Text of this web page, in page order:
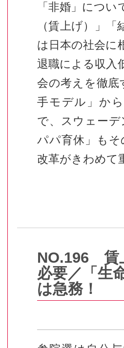
「非婚」につ
（賃上げ）」
は日本の社会に
退職による収入
会の考えを徹
手モデル」か
で、スウェー
パパ育休」も
改革がきわめて
NO.196 賃
必要／「生
は急務！